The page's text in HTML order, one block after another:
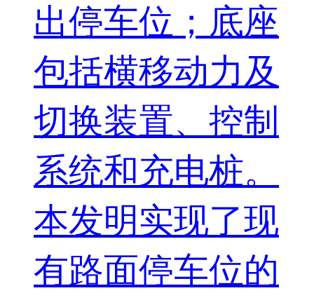
出停车位；底座
包括横移动力及
切换装置、控制
系统和充电桩。
本发明实现了现
有路面停车位的